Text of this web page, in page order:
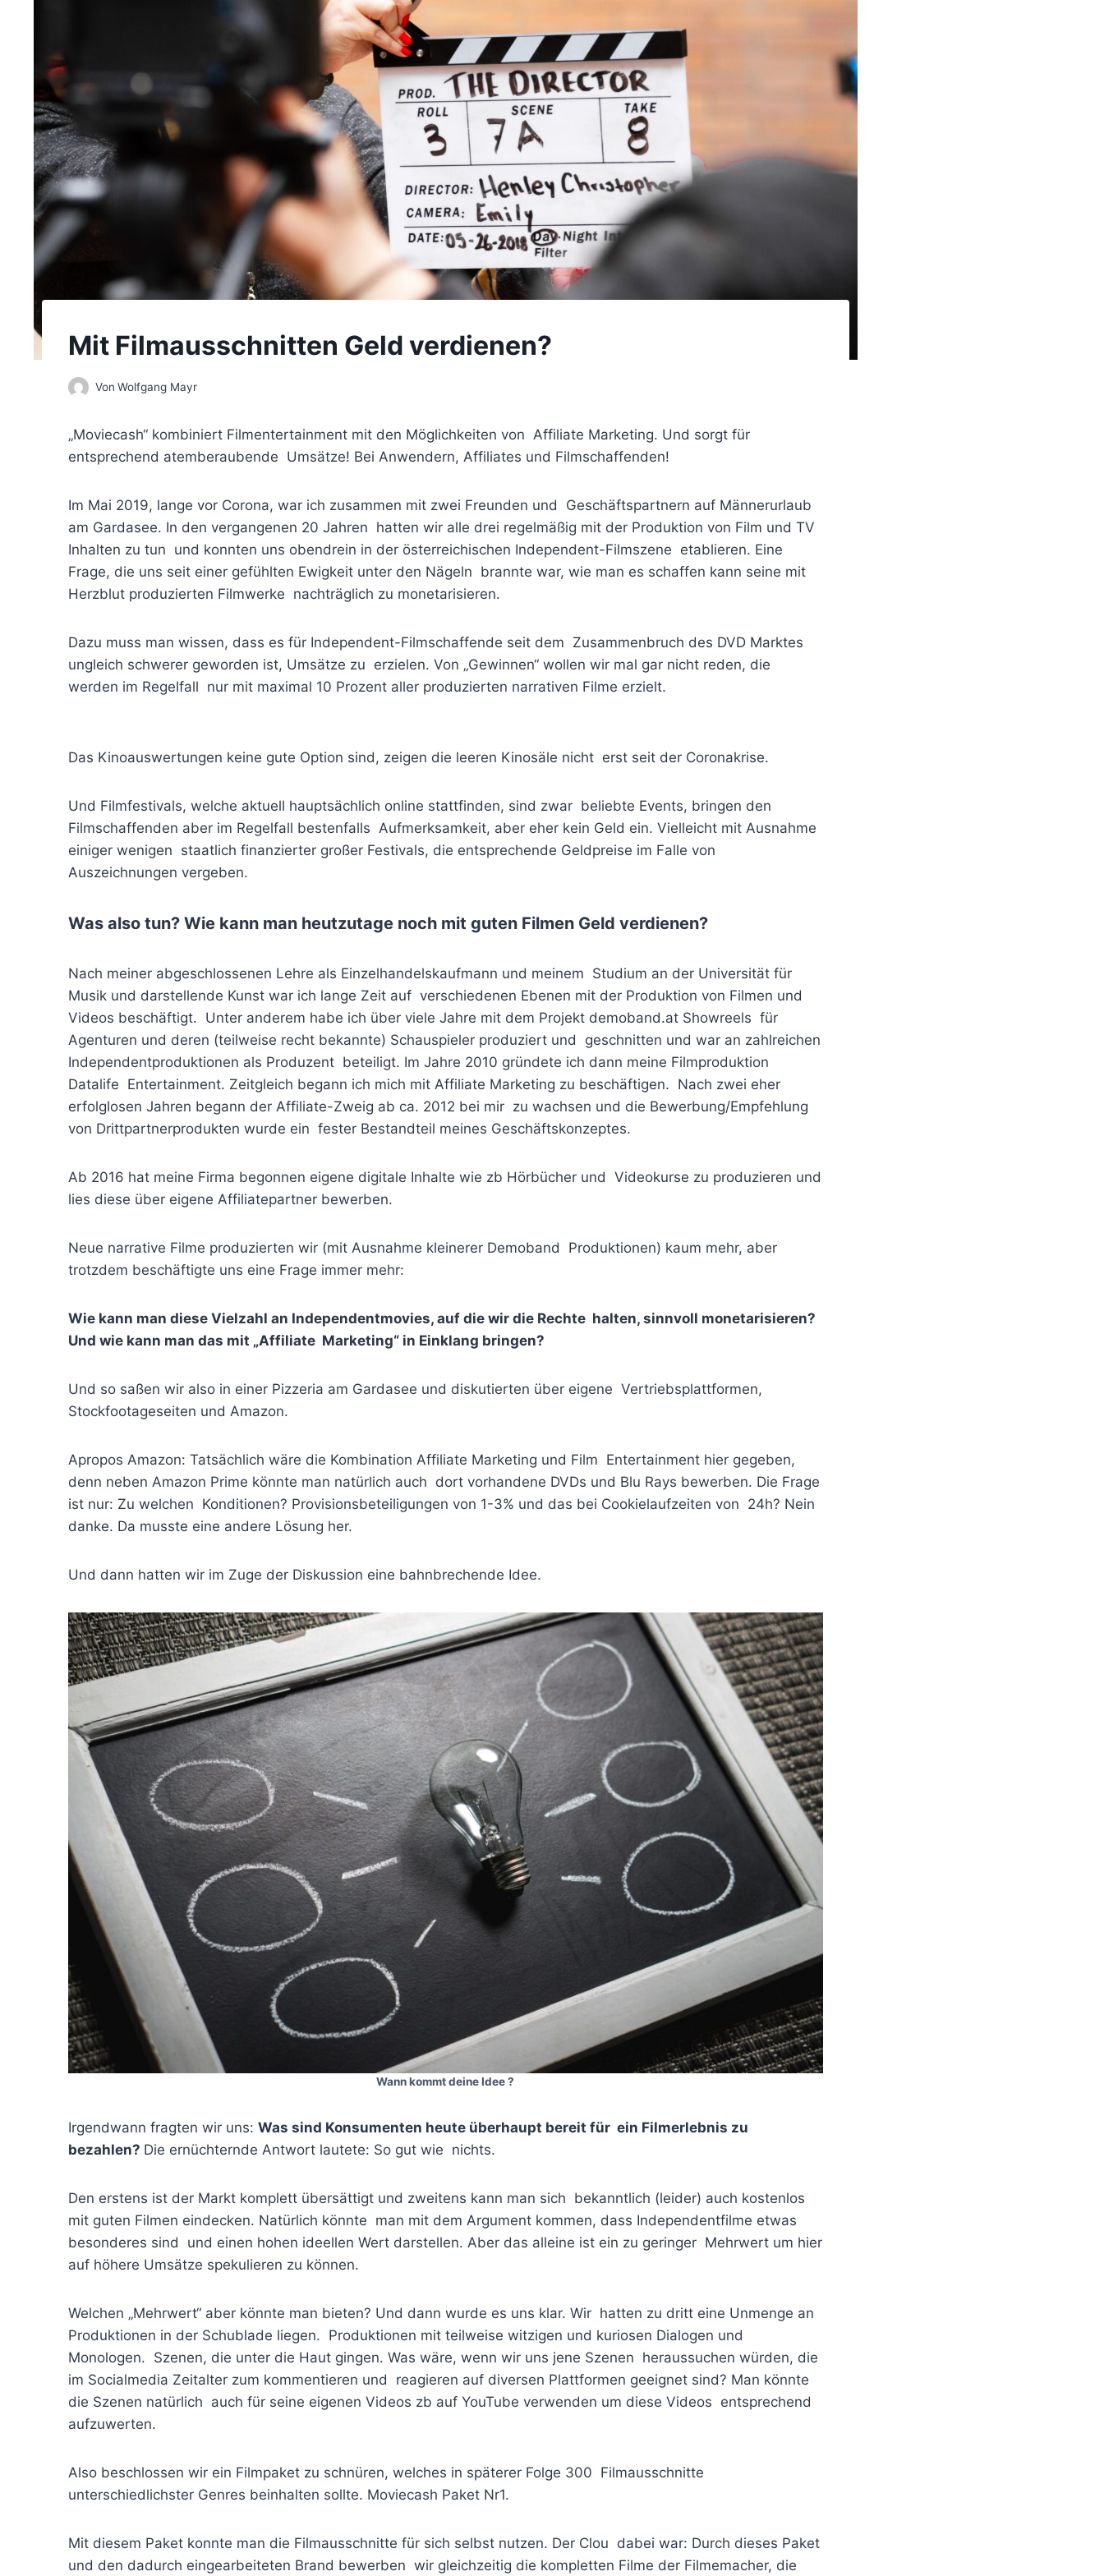
Mit Filmausschnitten Geld verdienen?
Von Wolfgang Mayr
„Moviecash“ kombiniert Filmentertainment mit den Möglichkeiten von Affiliate Marketing. Und sorgt für
entsprechend atemberaubende Umsätze! Bei Anwendern, Affiliates und Filmschaffenden!
Im Mai 2019, lange vor Corona, war ich zusammen mit zwei Freunden und Geschäftspartnern auf Männerurlaub
am Gardasee. In den vergangenen 20 Jahren hatten wir alle drei regelmäßig mit der Produktion von Film und TV
Inhalten zu tun und konnten uns obendrein in der österreichischen Independent-Filmszene etablieren. Eine
Frage, die uns seit einer gefühlten Ewigkeit unter den Nägeln brannte war, wie man es schaffen kann seine mit
Herzblut produzierten Filmwerke nachträglich zu monetarisieren.
Dazu muss man wissen, dass es für Independent-Filmschaffende seit dem Zusammenbruch des DVD Marktes
ungleich schwerer geworden ist, Umsätze zu erzielen. Von „Gewinnen“ wollen wir mal gar nicht reden, die
werden im Regelfall nur mit maximal 10 Prozent aller produzierten narrativen Filme erzielt.
Das Kinoauswertungen keine gute Option sind, zeigen die leeren Kinosäle nicht erst seit der Coronakrise.
Und Filmfestivals, welche aktuell hauptsächlich online stattfinden, sind zwar beliebte Events, bringen den
Filmschaffenden aber im Regelfall bestenfalls Aufmerksamkeit, aber eher kein Geld ein. Vielleicht mit Ausnahme
einiger wenigen staatlich finanzierter großer Festivals, die entsprechende Geldpreise im Falle von
Auszeichnungen vergeben.
Was also tun? Wie kann man heutzutage noch mit guten Filmen Geld verdienen?
Nach meiner abgeschlossenen Lehre als Einzelhandelskaufmann und meinem Studium an der Universität für
Musik und darstellende Kunst war ich lange Zeit auf verschiedenen Ebenen mit der Produktion von Filmen und
Videos beschäftigt. Unter anderem habe ich über viele Jahre mit dem Projekt demoband.at Showreels für
Agenturen und deren (teilweise recht bekannte) Schauspieler produziert und geschnitten und war an zahlreichen
Independentproduktionen als Produzent beteiligt. Im Jahre 2010 gründete ich dann meine Filmproduktion
Datalife Entertainment. Zeitgleich begann ich mich mit Affiliate Marketing zu beschäftigen. Nach zwei eher
erfolglosen Jahren begann der Affiliate-Zweig ab ca. 2012 bei mir zu wachsen und die Bewerbung/Empfehlung
von Drittpartnerprodukten wurde ein fester Bestandteil meines Geschäftskonzeptes.
Ab 2016 hat meine Firma begonnen eigene digitale Inhalte wie zb Hörbücher und Videokurse zu produzieren und
lies diese über eigene Affiliatepartner bewerben.
Neue narrative Filme produzierten wir (mit Ausnahme kleinerer Demoband Produktionen) kaum mehr, aber
trotzdem beschäftigte uns eine Frage immer mehr:
Wie kann man diese Vielzahl an Independentmovies, auf die wir die Rechte halten, sinnvoll monetarisieren?
Und wie kann man das mit „Affiliate Marketing“ in Einklang bringen?
Und so saßen wir also in einer Pizzeria am Gardasee und diskutierten über eigene Vertriebsplattformen,
Stockfootageseiten und Amazon.
Apropos Amazon: Tatsächlich wäre die Kombination Affiliate Marketing und Film Entertainment hier gegeben,
denn neben Amazon Prime könnte man natürlich auch dort vorhandene DVDs und Blu Rays bewerben. Die Frage
ist nur: Zu welchen Konditionen? Provisionsbeteiligungen von 1-3% und das bei Cookielaufzeiten von 24h? Nein
danke. Da musste eine andere Lösung her.
Und dann hatten wir im Zuge der Diskussion eine bahnbrechende Idee.
Wann kommt deine Idee ?
Irgendwann fragten wir uns: Was sind Konsumenten heute überhaupt bereit für ein Filmerlebnis zu
bezahlen? Die ernüchternde Antwort lautete: So gut wie nichts.
Den erstens ist der Markt komplett übersättigt und zweitens kann man sich bekanntlich (leider) auch kostenlos
mit guten Filmen eindecken. Natürlich könnte man mit dem Argument kommen, dass Independentfilme etwas
besonderes sind und einen hohen ideellen Wert darstellen. Aber das alleine ist ein zu geringer Mehrwert um hier
auf höhere Umsätze spekulieren zu können.
Welchen „Mehrwert“ aber könnte man bieten? Und dann wurde es uns klar. Wir hatten zu dritt eine Unmenge an
Produktionen in der Schublade liegen. Produktionen mit teilweise witzigen und kuriosen Dialogen und
Monologen. Szenen, die unter die Haut gingen. Was wäre, wenn wir uns jene Szenen heraussuchen würden, die
im Socialmedia Zeitalter zum kommentieren und reagieren auf diversen Plattformen geeignet sind? Man könnte
die Szenen natürlich auch für seine eigenen Videos zb auf YouTube verwenden um diese Videos entsprechend
aufzuwerten.
Also beschlossen wir ein Filmpaket zu schnüren, welches in späterer Folge 300 Filmausschnitte
unterschiedlichster Genres beinhalten sollte. Moviecash Paket Nr1.
Mit diesem Paket konnte man die Filmausschnitte für sich selbst nutzen. Der Clou dabei war: Durch dieses Paket
und den dadurch eingearbeiteten Brand bewerben wir gleichzeitig die kompletten Filme der Filmemacher, die